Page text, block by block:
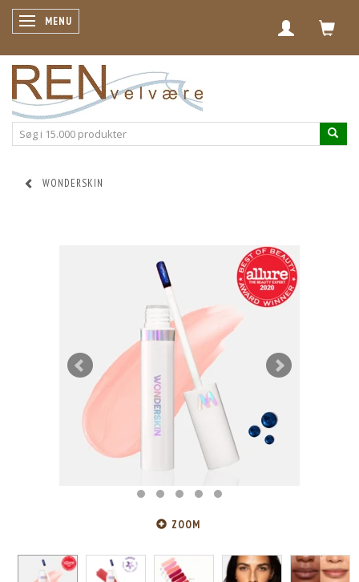
SKIFTE NAVIGATION
MENU
WONDERSKIN
ZOOM